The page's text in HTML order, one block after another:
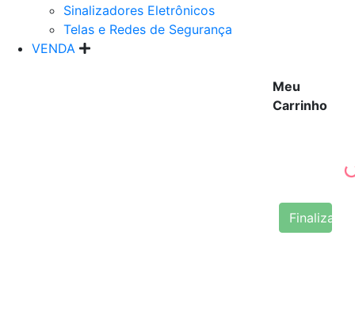
Sinalizadores Eletrônicos
Telas e Redes de Segurança
VENDA
Meu
Carrinho
Finalizar